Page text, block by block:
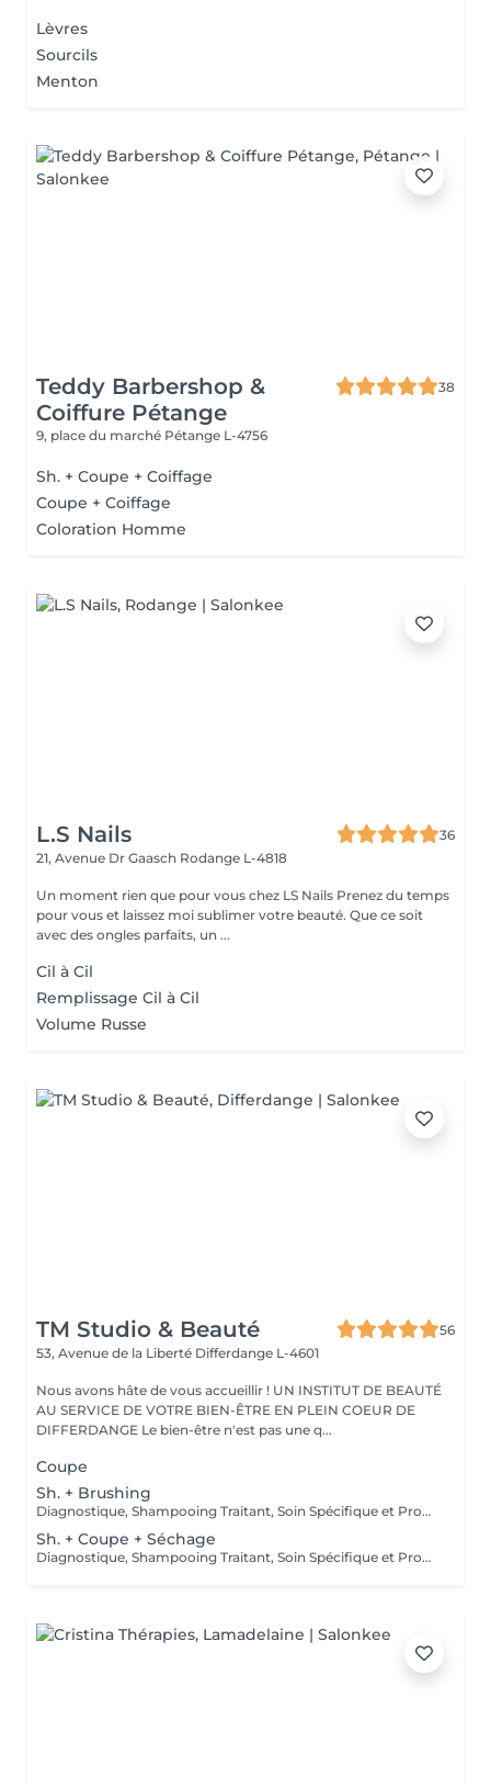
Lèvres
Sourcils
Menton
Teddy Barbershop &
Coiffure Pétange
38
9, place du marché Pétange L-4756
Sh. + Coupe + Coiffage
Coupe + Coiffage
Coloration Homme
L.S Nails
36
21, Avenue Dr Gaasch Rodange L-4818
Un moment rien que pour vous chez LS Nails Prenez du temps
pour vous et laissez moi sublimer votre beauté. Que ce soit
avec des ongles parfaits, un ...
Cil à Cil
Remplissage Cil à Cil
Volume Russe
TM Studio & Beauté
56
53, Avenue de la Liberté Differdange L-4601
Nous avons hâte de vous accueillir ! UN INSTITUT DE BEAUTÉ
AU SERVICE DE VOTRE BIEN-ÊTRE EN PLEIN COEUR DE
DIFFERDANGE Le bien-être n'est pas une q...
Coupe
Sh. + Brushing
Diagnostique, Shampooing Traitant, Soin Spécifique et Produits Coiffants inclus
Sh. + Coupe + Séchage
Diagnostique, Shampooing Traitant, Soin Spécifique et Produits Coiffants inclus